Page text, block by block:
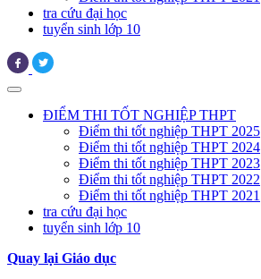
tra cứu đại học
tuyển sinh lớp 10
ĐIỂM THI TỐT NGHIỆP THPT
Điểm thi tốt nghiệp THPT 2025
Điểm thi tốt nghiệp THPT 2024
Điểm thi tốt nghiệp THPT 2023
Điểm thi tốt nghiệp THPT 2022
Điểm thi tốt nghiệp THPT 2021
tra cứu đại học
tuyển sinh lớp 10
Quay lại Giáo dục